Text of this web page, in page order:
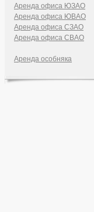
Аренда офиса ЮЗАО
Аренда офиса ЮВАО
Аренда офиса СЗАО
Аренда офиса СВАО
Аренда особняка